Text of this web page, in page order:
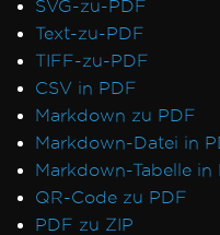
SVG-zu-PDF
Text-zu-PDF
TIFF-zu-PDF
CSV in PDF
Markdown zu PDF
Markdown-Datei in
Markdown-Tabelle in
QR-Code zu PDF
PDF zu ZIP